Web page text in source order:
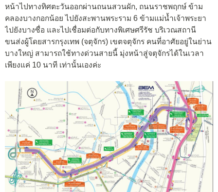
หน้าไปทางทิศตะวันออกผ่านถนนสวนผัก, ถนนราชพฤกษ์ ข้าม
คลองบางกอกน้อย ไปยังสะพานพระราม 6 ข้ามแม่น้ำเจ้าพระยา
ไปยังบางซื่อ และไปเชื่อมต่อกับทางพิเศษศรีรัช บริเวณสถานี
ขนส่งผู้โดยสารกรุงเทพ (จตุจักร) เขตจตุจักร คนที่อาศัยอยู่ในย่าน
บางใหญ่ สามารถใช้ทางด่วนสายนี้ มุ่งหน้าสู่จตุจักรได้ในเวลา
เพียงแค่ 10 นาที เท่านั้นเองค่ะ